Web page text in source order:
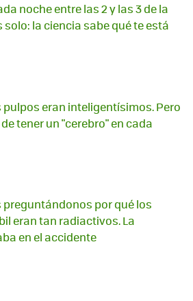
noche entre las 2 y las 3 de la
la ciencia sabe qué te está
eran inteligentísimos. Pero
tener un "cerebro" en cada
por qué los
eran tan radiactivos. La
en el accidente